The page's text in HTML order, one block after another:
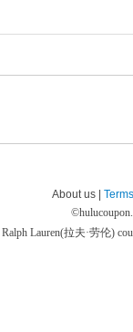
About us |
©
Ralph Lauren(拉夫·劳伦)